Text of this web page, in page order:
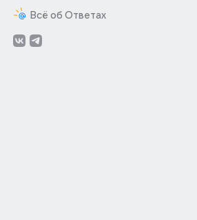
Всё об Ответах